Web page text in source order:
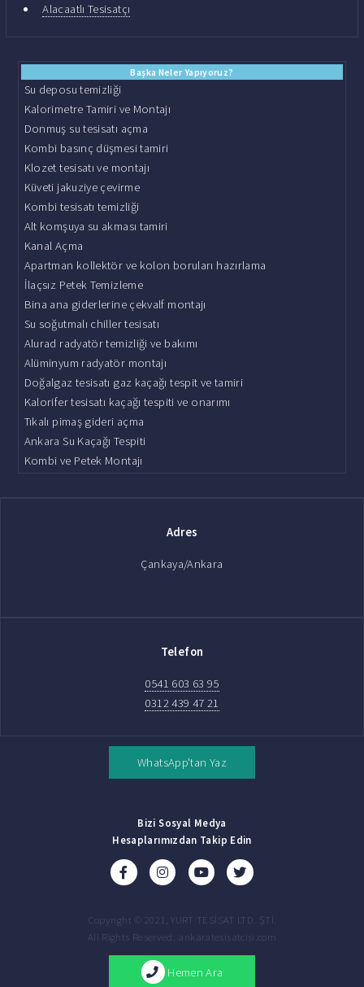
Alacaatlı Tesisatçı
Başka Neler Yapıyoruz?
Su deposu temizliği
Kalorimetre Tamiri ve Montajı
Donmuş su tesisatı açma
Kombi basınç düşmesi tamiri
Klozet tesisatı ve montajı
Küveti jakuziye çevirme
Kombi tesisatı temizliği
Alt komşuya su akması tamiri
Kanal Açma
Apartman kollektör ve kolon boruları hazırlama
İlaçsız Petek Temizleme
Bina ana giderlerine çekvalf montajı
Su soğutmalı chiller tesisatı
Alurad radyatör temizliği ve bakımı
Alüminyum radyatör montajı
Doğalgaz tesisatı gaz kaçağı tespit ve tamiri
Kalorifer tesisatı kaçağı tespiti ve onarımı
Tıkalı pimaş gideri açma
Ankara Su Kaçağı Tespiti
Kombi ve Petek Montajı
Adres
Çankaya/Ankara
Telefon
0541 603 63 95
0312 439 47 21
WhatsApp'tan Yaz
Bizi Sosyal Medya
Hesaplarımızdan Takip Edin
Copyright © 2021, YURT TESİSAT LTD. ŞTİ.
All Rights Reserved: ankaratesisatcisi.com
Hemen Ara